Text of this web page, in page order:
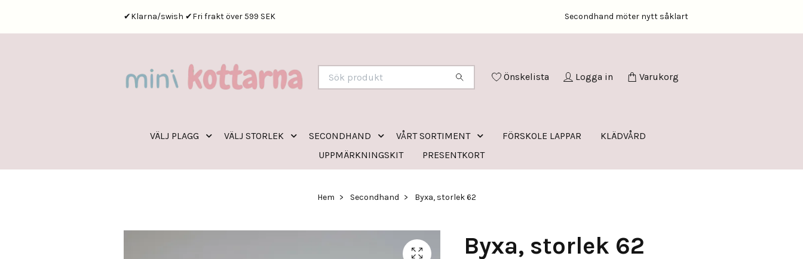
✔Klarna/swish ✔Fri frakt över 599 SEK Secondhand möter nytt såklart
Önskelista Logga in Varukorg
VÄLJ PLAGG VÄLJ STORLEK SECONDHAND VÅRT SORTIMENT FÖRSKOLE LAPPAR
KLÄDVÅRD
UPPMÄRKNINGSKIT
PRESENTKORT
Hem Secondhand Byxa, storlek 62
Byxa, storlek 62